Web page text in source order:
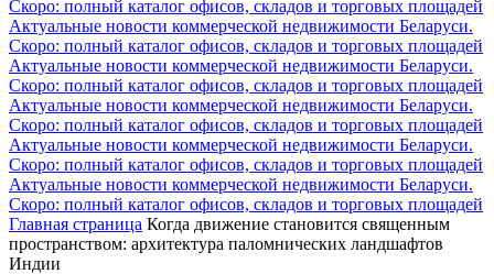
Скоро: полный каталог офисов, складов и торговых площадей
Актуальные новости коммерческой недвижимости Беларуси.
Скоро: полный каталог офисов, складов и торговых площадей
Актуальные новости коммерческой недвижимости Беларуси.
Скоро: полный каталог офисов, складов и торговых площадей
Актуальные новости коммерческой недвижимости Беларуси.
Скоро: полный каталог офисов, складов и торговых площадей
Актуальные новости коммерческой недвижимости Беларуси.
Скоро: полный каталог офисов, складов и торговых площадей
Актуальные новости коммерческой недвижимости Беларуси.
Скоро: полный каталог офисов, складов и торговых площадей
Главная страница Когда движение становится священным
пространством: архитектура паломнических ландшафтов
Индии